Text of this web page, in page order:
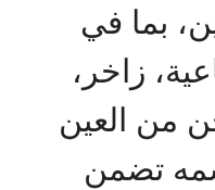
بما في
زاخر،
من العين
تضمن